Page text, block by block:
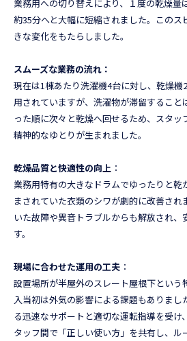
業務用への切り替えにより、１度の乾燥量
約35分へと大幅に短縮されました。この
きな変化をもたらしました。
スムーズな業務の流れ：
現在は1棟あたり洗濯機4台に対し、乾燥機
用されていますが、洗濯物が滞留すること
った順に次々と乾燥へ回せるため、スタッ
精神的なゆとりが生まれました。
乾燥品質と快適性の向上 ：
業務用特有の大きなドラムでゆったりと乾
まされていた衣類のシワが劇的に改善され
いた故障や異音トラブルからも解放され、
す。
現場に合わせた運用の工夫 ：
設置場所が半屋外のスレート屋根下という
入当初は外気の影響による課題もありまし
る迅速なサポートと適切な運転指導を受け
タッフ間で「正しい使い方」を共有し、ル